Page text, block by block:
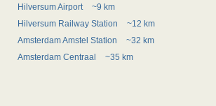
Hilversum Airport
~9 km
Hilversum Railway Station
~12 km
Amsterdam Amstel Station
~32 km
Amsterdam Centraal
~35 km